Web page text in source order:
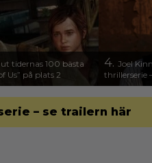
tidernas 100 bästa
Us” på plats 2
4. Joel
thrillerserie
– se trailern här